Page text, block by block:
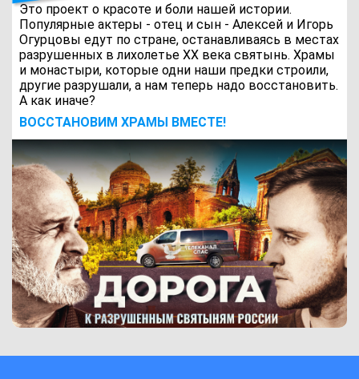
Это проект о красоте и боли нашей истории.
Популярные актеры - отец и сын - Алексей и Игорь
Огурцовы едут по стране, останавливаясь в местах
разрушенных в лихолетье ХХ века святынь. Храмы
и монастыри, которые одни наши предки строили,
другие разрушали, а нам теперь надо восстановить.
А как иначе?
ВОCСТАНОВИМ ХРАМЫ ВМЕСТЕ!